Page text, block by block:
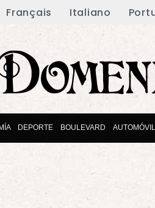
Français Italiano
DEPORTE BOULEVARD AUTOMÓVIL